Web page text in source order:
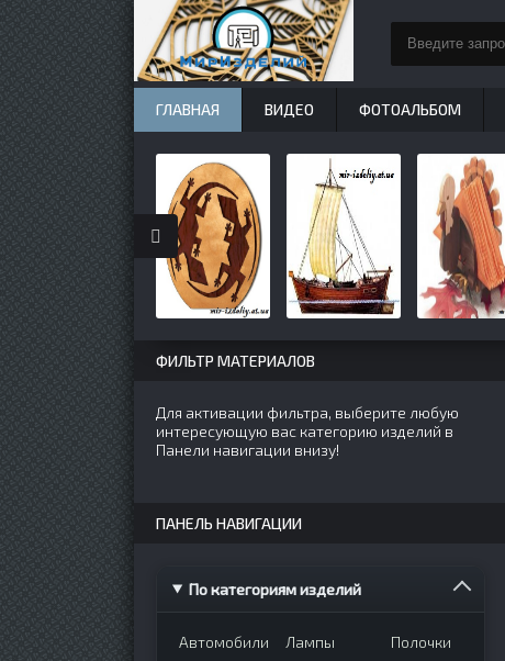
ФИЛЬТР МАТЕРИАЛОВ
Для активации фильтра, выберите любую
интересующую вас категорию изделий в
Панели навигации внизу!
ПАНЕЛЬ НАВИГАЦИИ
По категориям изделий
Автомобили
Лампы
Полочки
ГЛАВНАЯ ВИДЕО ФОТОАЛЬБОМ